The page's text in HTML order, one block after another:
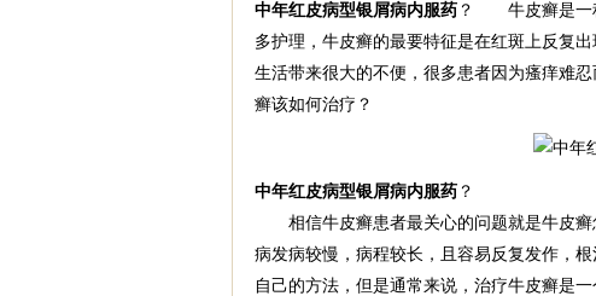
中年红皮病型银屑病内服药 ？ 牛皮癣是一
多护理，牛皮癣的最要特征是在红斑上反复
生活带来很大的不便，很多患者因为瘙痒难
癣该如何治疗？
中年红皮病型银屑病内服药 ？
相信牛皮癣患者最关心的问题就是牛皮癣
病发病较慢，病程较长，且容易反复发作，
自己的方法，但是通常来说，治疗牛皮癣是